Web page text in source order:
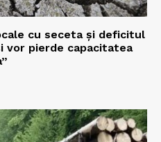
cu seceta și deficitul
vor pierde capacitatea